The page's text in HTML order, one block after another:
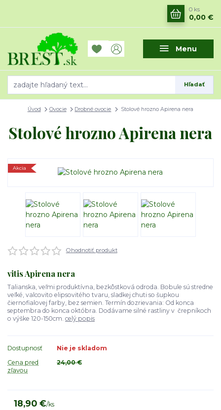
Menu
Hľadať
0 ks
0,00 €
Úvod Ovocie Drobné ovocie Stolové hrozno Apirena nera
Stolové hrozno Apirena nera
Akcia
Ohodnotiť produkt
vitis Apirena nera
Talianska, veľmi produktívna, bezkôstková odroda. Bobule sú stredne
veľké, valcovito elipsovitého tvaru, sladkej chuti so šupkou
čiernofialovej farby, bez semien. Termín dozrievania: Od konca
septembra do konca októbra. Dodávame silné rastliny v črepníkoch
o výške 120-150cm. celý popis
Dostupnosť
Nie je skladom
Cena pred
zľavou
24,00 €
18,90 €/ks